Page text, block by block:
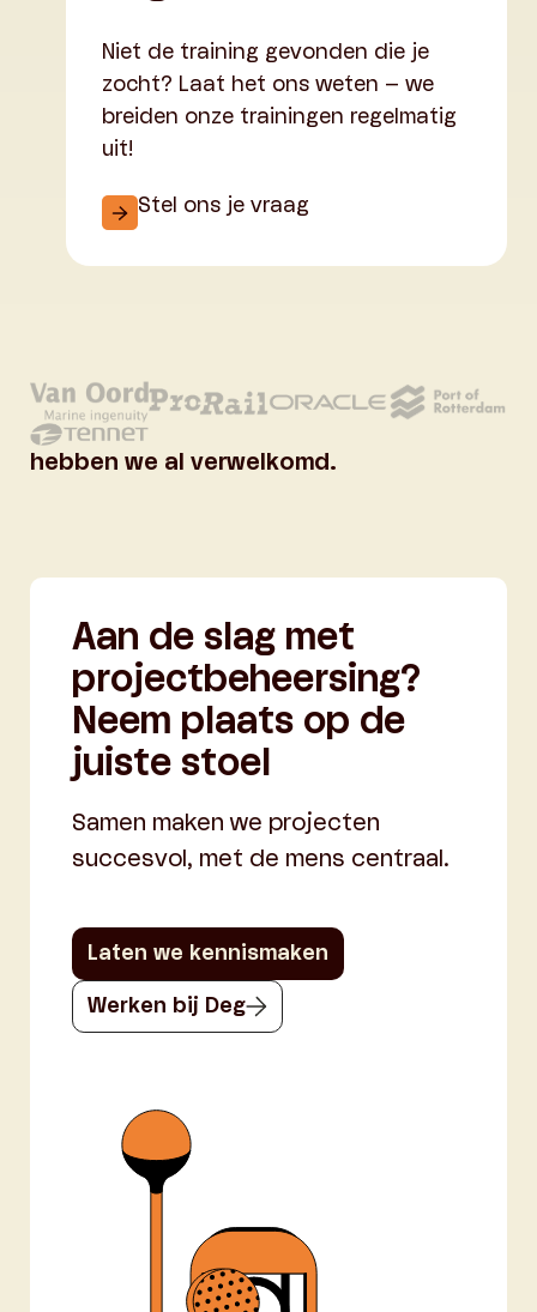
Niet de training gevonden die je
zocht? Laat het ons weten – we
breiden onze trainingen regelmatig
uit!
Stel ons je vraag
hebben we al verwelkomd.
Aan de slag met
projectbeheersing?
Neem plaats op de
juiste stoel
Samen maken we projecten
succesvol, met de mens centraal.
Laten we kennismaken
Werken bij Deg